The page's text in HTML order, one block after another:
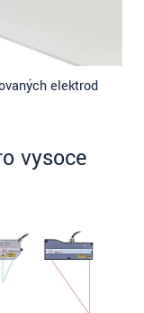
elektrod
vysoce